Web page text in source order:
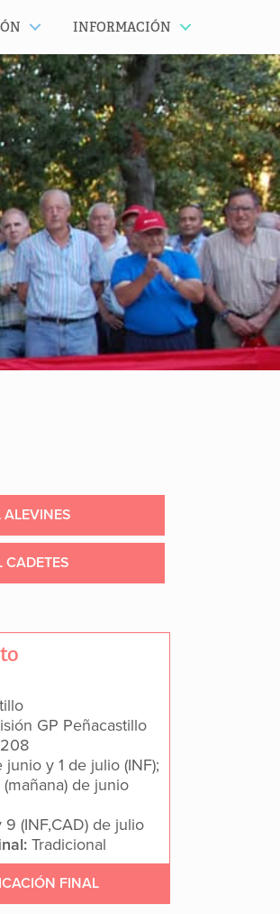
INFORMACIÓN
GP Peñacastillo
y 1 de julio (INF);
de junio
9 (INF,CAD) de julio
Tradicional
FINAL